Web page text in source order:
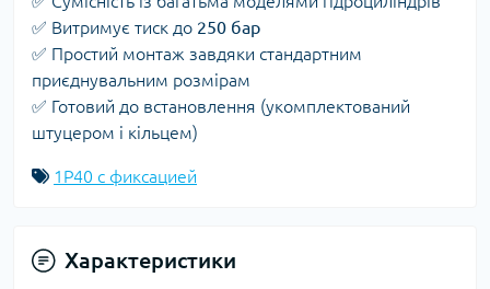
✅ Витримує тиск до 250 бар
✅ Простий монтаж завдяки стандартним
приєднувальним розмірам
✅ Готовий до встановлення (укомплектований
штуцером і кільцем)
1Р40 с фиксацией
Характеристики